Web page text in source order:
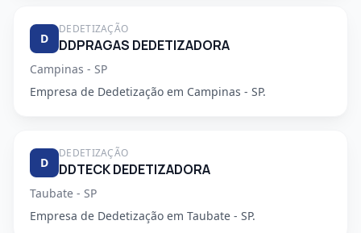
D
DEDETIZAÇÃO
DDPRAGAS DEDETIZADORA
Campinas - SP
Empresa de Dedetização em Campinas - SP.
D
DEDETIZAÇÃO
DDTECK DEDETIZADORA
Taubate - SP
Empresa de Dedetização em Taubate - SP.